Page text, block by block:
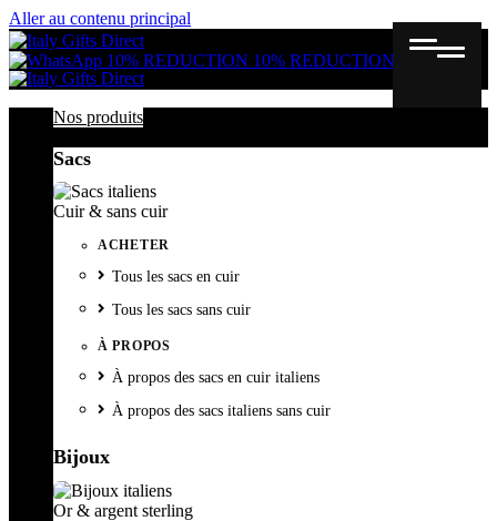
Aller au contenu principal
10% REDUCTION 10% REDUCTION
Nos produits
Sacs
Cuir & sans cuir
ACHETER
Tous les sacs en cuir
Tous les sacs sans cuir
À PROPOS
À propos des sacs en cuir italiens
À propos des sacs italiens sans cuir
Bijoux
Or & argent sterling